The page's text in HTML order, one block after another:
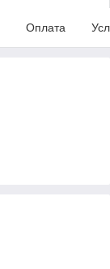
Оплата